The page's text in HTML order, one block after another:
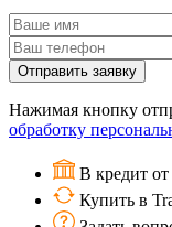
Отправить заявку
Нажимая кнопку
обработку
В кредит
Купить в